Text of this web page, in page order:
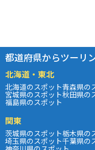
都道府県からツーリ
北海道・東北
北海道のスポット青森県の
宮城県のスポット秋田県の
福島県のスポット
関東
茨城県のスポット栃木県の
埼玉県のスポット千葉県の